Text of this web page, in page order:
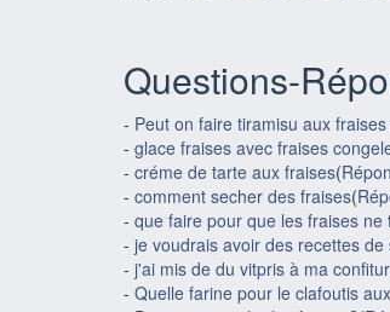
Questions-
- Peut on faire tiramisu aux
- glace fraises avec fraises
- créme de tarte aux fraises(
- comment secher des fraises(
- que faire pour que les fraises
- je voudrais avoir des recettes
- j'ai mis de du vitpris à ma
- Quelle farine pour le clafoutis